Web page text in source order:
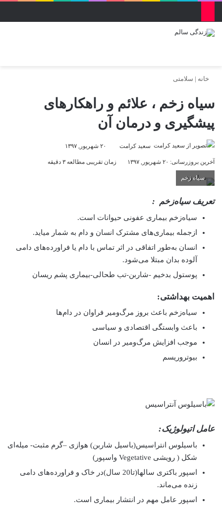
خانه | سلامتی
سیاه زخم ، علائم و راهکارهای
پیشگیری و درمان آن
سعید کرامت ۲۰ شهریور, ۱۳۹۷
آخرین بروزرسانی: ۲۰ شهریور, ۱۳۹۷ زمان تقریبی مطالعه ۳ دقیقه
سیاه زخم
تعریف سیاه‌زخم :
سیاه‌زخم بیماری عفونی حیوانات است.
ازجمله بیماری‌های مشترک انسان و دام به شمار میاید.
انسان به‌طور اتفاقی در اثر تماس با دام یا فراورده‌های دامی
آلوده بدان مبتلا می‌شود.
پوستول بدخیم -شاربن-تب طحالی-بیماری پشم ریسان
اهمیت بهداشتی:
سیاه‌زخم باعث بروز مرگ‌ومیر فراوان در دام‌ها
باعث وابستگی اقتصادی و سیاسی
موجب افزایش مرگ‌ومیر در انسان
بیوتروریسم
عامل اتیولوژیک:
باسیلوس انتراسیس(باسیل شاربن) هوازی –گرم مثبت- میله‌ای
شکل ( رویشی Vegetative واسپور)
اسپور باکتری سالها(تا20 سال)در خاک و فراورده‌های دامی
زنده می‌ماند.
اسپور عامل مهم در انتشار بیماری است.